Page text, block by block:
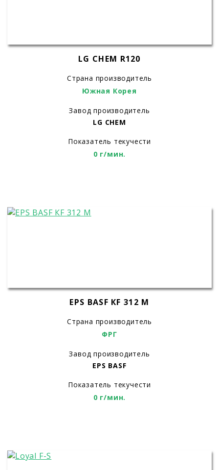
LG CHEM R120
Страна производитель
Южная Корея
Завод производитель
LG CHEM
Показатель текучести
0 г/мин.
EPS BASF КF 312 М
Страна производитель
ФРГ
Завод производитель
EPS BASF
Показатель текучести
0 г/мин.